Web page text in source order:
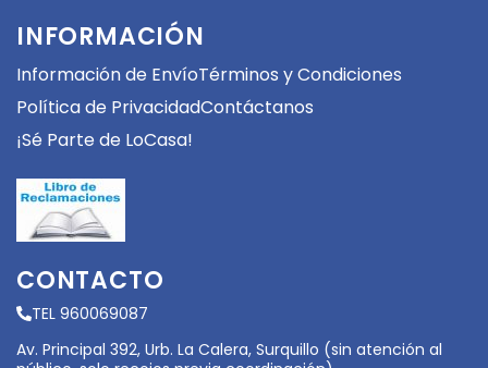
INFORMACIÓN
Información de EnvíoTérminos y Condiciones
Política de PrivacidadContáctanos
¡Sé Parte de LoCasa!
CONTACTO
TEL 960069087
Av. Principal 392, Urb. La Calera, Surquillo (sin atención al